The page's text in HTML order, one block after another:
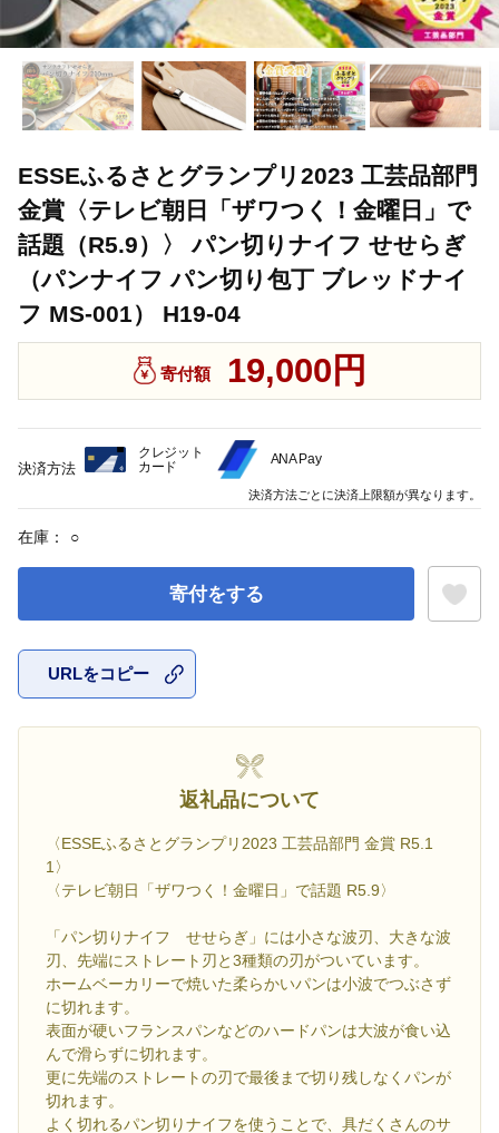
ESSEふるさとグランプリ2023 工芸品部門
金賞〈テレビ朝日「ザワつく！金曜日」で
話題（R5.9）〉 パン切りナイフ せせらぎ
（パンナイフ パン切り包丁 ブレッドナイ
フ MS-001） H19-04
寄付額 19,000円
在庫： ○
寄付をする
URLをコピー
返礼品について
〈ESSEふるさとグランプリ2023 工芸品部門 金賞 R5.1
1〉
〈テレビ朝日「ザワつく！金曜日」で話題 R5.9〉
「パン切りナイフ せせらぎ」には小さな波刃、大きな波
刃、先端にストレート刃と3種類の刃がついています。
ホームベーカリーで焼いた柔らかいパンは小波でつぶさず
に切れます。
表面が硬いフランスパンなどのハードパンは大波が食い込
んで滑らずに切れます。
更に先端のストレートの刃で最後まで切り残しなくパンが
切れます。
よく切れるパン切りナイフを使うことで、具だくさんのサ
決済方法
クレジット
カード
ANA Pay
決済方法ごとに決済上限額が異なります。